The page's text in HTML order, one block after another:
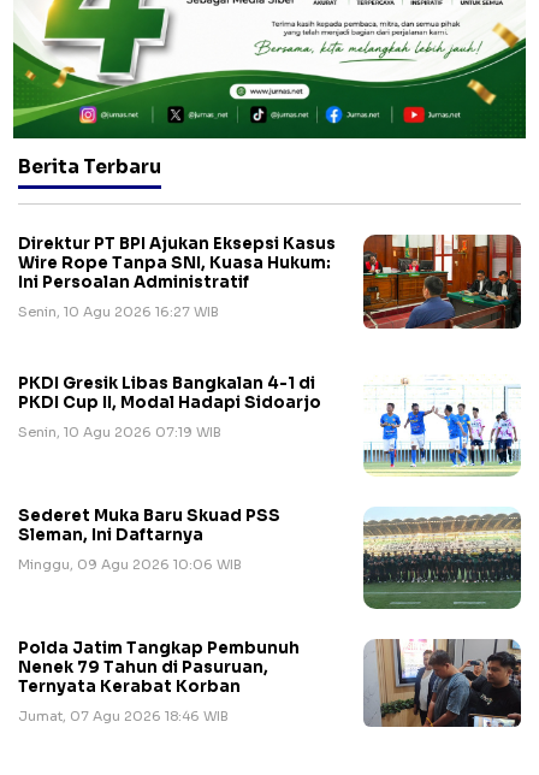
Berita Terbaru
Direktur PT BPI Ajukan Eksepsi Kasus
Wire Rope Tanpa SNI, Kuasa Hukum:
Ini Persoalan Administratif
Senin, 10 Agu 2026 16:27 WIB
PKDI Gresik Libas Bangkalan 4-1 di
PKDI Cup II, Modal Hadapi Sidoarjo
Senin, 10 Agu 2026 07:19 WIB
Sederet Muka Baru Skuad PSS
Sleman, Ini Daftarnya
Minggu, 09 Agu 2026 10:06 WIB
Polda Jatim Tangkap Pembunuh
Nenek 79 Tahun di Pasuruan,
Ternyata Kerabat Korban
Jumat, 07 Agu 2026 18:46 WIB